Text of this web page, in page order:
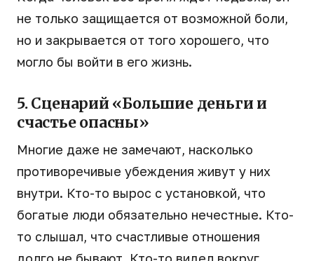
не только защищается от возможной боли,
но и закрывается от того хорошего, что
могло бы войти в его жизнь.
5. Сценарий «Большие деньги и
счастье опасны»
Многие даже не замечают, насколько
противоречивые убеждения живут у них
внутри. Кто-то вырос с установкой, что
богатые люди обязательно нечестные. Кто-
то слышал, что счастливые отношения